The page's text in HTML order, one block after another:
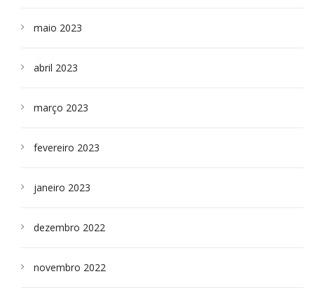
maio 2023
abril 2023
março 2023
fevereiro 2023
janeiro 2023
dezembro 2022
novembro 2022